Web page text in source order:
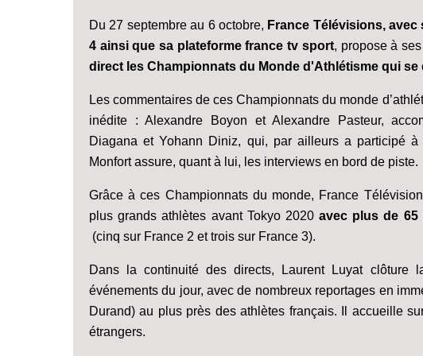
Du 27 septembre au 6 octobre, France Télévisions,
4 ainsi que sa plateforme france tv sport, propose à
direct les Championnats du Monde d'Athlétisme qui se
Les commentaires de ces Championnats du monde
inédite : Alexandre Boyon et Alexandre Pasteur,
Diagana et Yohann Diniz, qui, par ailleurs a participé
Monfort assure, quant à lui, les interviews en bord de piste.
Grâce à ces Championnats du monde, France
plus grands athlètes avant Tokyo 2020avec plus de 65
(cinq sur France 2 et trois sur France 3).
Dans la continuité des directs, Laurent Luyat clôture
événements du jour, avec de nombreux reportages en
Durand) au plus près des athlètes français. Il accueille
étrangers.